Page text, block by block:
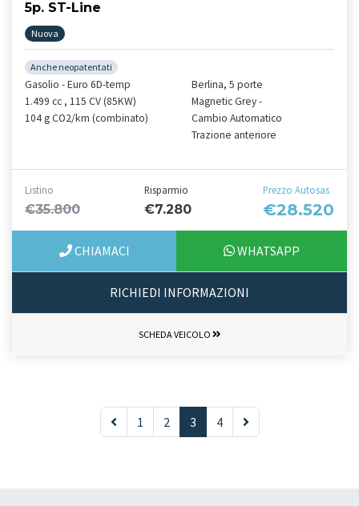
5p. ST-Line
Nuova
Anche neopatentati
Gasolio - Euro 6D-temp
1.499 cc , 115 CV (85KW)
104 g CO2/km (combinato)
Berlina, 5 porte
Magnetic Grey -
Cambio Automatico
Trazione anteriore
Listino
€35.800
Risparmio
€7.280
Prezzo Autosas
€28.520
CHIAMACI WHATSAPP
RICHIEDI INFORMAZIONI
SCHEDA VEICOLO
1 2 3 4